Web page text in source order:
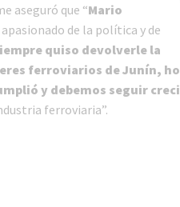
aseguró que “Mario
de la política y de
quiso devolverle la
ferroviarios de Junín,
y debemos seguir
ferroviaria”.